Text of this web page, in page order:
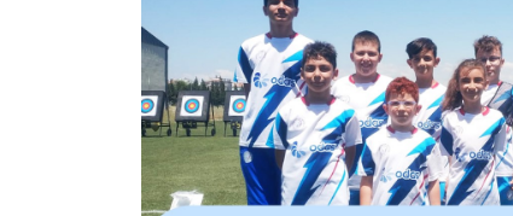
Odağımızda Gelecek
Biz'den Haberler